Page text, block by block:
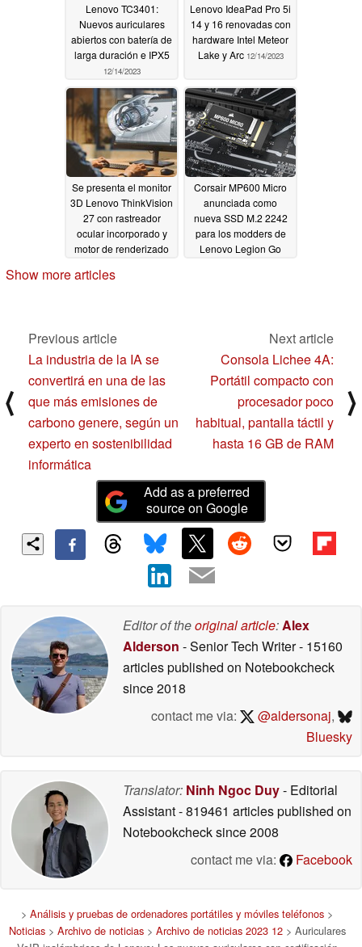
Lenovo TC3401:
Nuevos auriculares
abiertos con batería de
larga duración e IPX5
12/14/2023
Lenovo IdeaPad Pro 5i
14 y 16 renovadas con
hardware Intel Meteor
Lake y Arc 12/14/2023
Se presenta el monitor
3D Lenovo ThinkVision
27 con rastreador
ocular incorporado y
motor de renderizado
Corsair MP600 Micro
anunciada como
nueva SSD M.2 2242
para los modders de
Lenovo Legion Go
Show more articles
⟨
Previous article
La industria de la IA se
convertirá en una de las
que más emisiones de
carbono genere, según un
experto en sostenibilidad
informática
Next article
Consola Lichee 4A:
Portátil compacto con
procesador poco
habitual, pantalla táctil y
hasta 16 GB de RAM
⟩
Add as a preferred
source on Google
Editor of theoriginal article:Alex
Alderson - Senior Tech Writer- 15160
articles published on Notebookcheck
since 2018
contact me via:
@aldersonaj,
Bluesky
Translator: Ninh Ngoc Duy- Editorial
Assistant- 819461 articles published on
Notebookchecksince 2008
contact me via:
Facebook
> Análisis y pruebas de ordenadores portátiles y móviles teléfonos >
Noticias> Archivo de noticias> Archivo de noticias 2023 12> Auriculares